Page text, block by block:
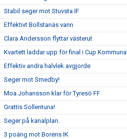
Stabil seger mot Stuvsta IF
Effektivt Bollstanäs vann
Clara Andersson flyttar västerut
Kvartett laddar upp för final i Cup Kommunal
Effektiv andra halvlek avgjorde
Seger mot Smedby!
Moa Johansson klar för Tyresö FF
Grattis Sollentuna!
Seger på kanalplan.
3 poäng mot Borens IK